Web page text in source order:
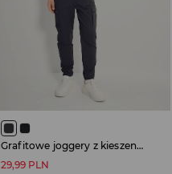
Grafitowe joggery z kieszeniami cargo
29,99 PLN